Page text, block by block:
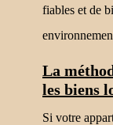
fiables et de
La
les biens
Si votre